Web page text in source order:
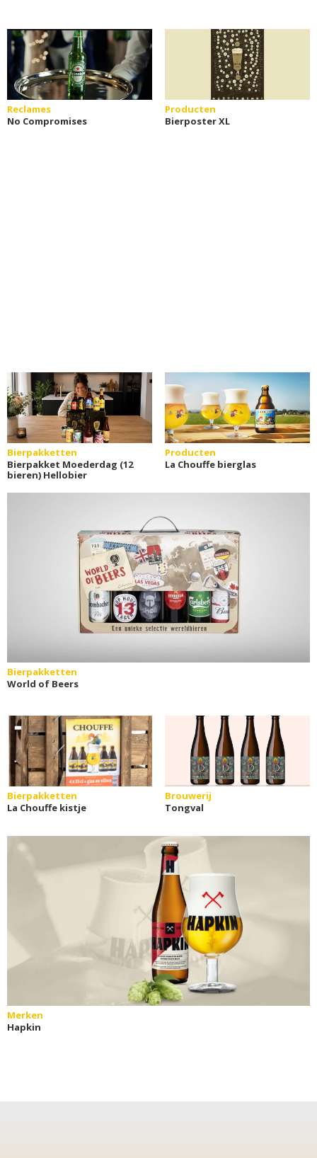
Reclames
No Compromises
Producten
Bierposter XL
Bierpakketten
Bierpakket Moederdag (12
bieren) Hellobier
Producten
La Chouffe bierglas
Bierpakketten
World of Beers
Bierpakketten
La Chouffe kistje
Brouwerij
Tongval
Merken
Hapkin